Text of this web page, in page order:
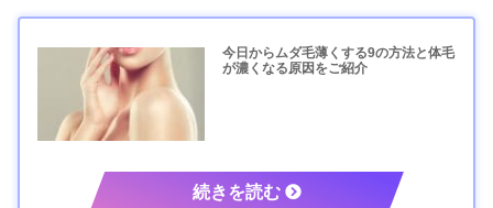
今日からムダ毛薄くする9の方法と体毛
が濃くなる原因をご紹介